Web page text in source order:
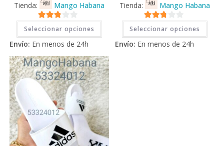
Tienda: Mango Habana
2.71
de 5
Seleccionar opciones
Este
producto
tiene
múltiples
Las
opciones
se
pueden
elegir
en
la
página
de
producto
Envío: En menos de 24h
Tienda: Mango Habana
2.71
de 5
Seleccionar opciones
Este
tiene
Envío: En menos de 24h